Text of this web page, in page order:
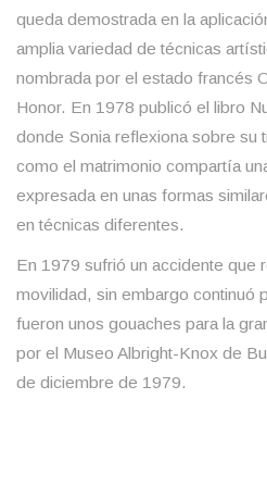
queda demostrada en la
amplia variedad de técnicas
nombrada por el estado francés
Honor. En 1978 publicó el libro
donde Sonia reflexiona sobre su
como el matrimonio compartía
expresada en unas formas
en técnicas diferentes.
En 1979 sufrió un accidente que
movilidad, sin embargo continuó
fueron unos gouaches para la
por el Museo Albright-Knox de
de diciembre de 1979.